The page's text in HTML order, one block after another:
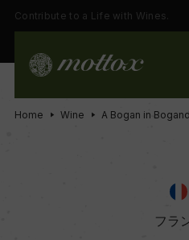
Contribute to a Life with Wines.
Home Wine A Bogan in
フラ